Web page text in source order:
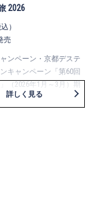
2026
）
売
ンペーン・京都デステ
キャンペーン「第60回
（2026年1月～3月）期
情報を盛り込んだ、冬の
イドブックです。
詳しく見る